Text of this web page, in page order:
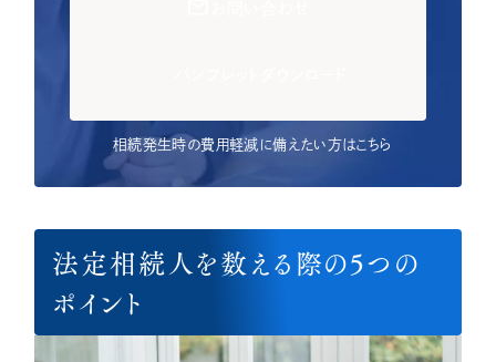
相続発生時の費用軽減に備えたい方はこちら
法定相続人を数える際の5つの
ポイント